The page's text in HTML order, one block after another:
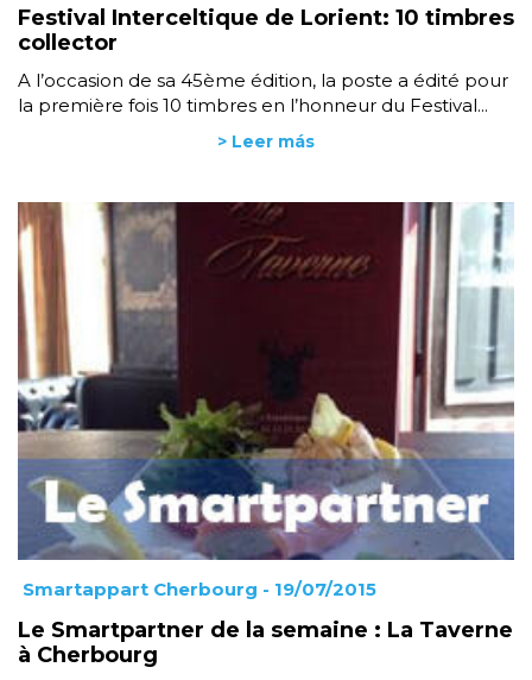
Festival Interceltique de Lorient: 10 timbres
collector
A l’occasion de sa 45ème édition, la poste a édité pour
la première fois 10 timbres en l’honneur du Festival...
> Leer más
Smartappart Cherbourg - 19/07/2015
Le Smartpartner de la semaine : La Taverne
à Cherbourg